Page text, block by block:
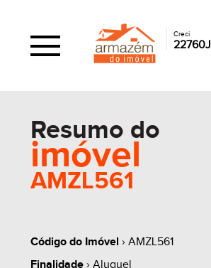
Creci
22760J
Resumo do
imóvel
AMZL561
Código do Imóvel › AMZL561
Finalidade› Aluguel